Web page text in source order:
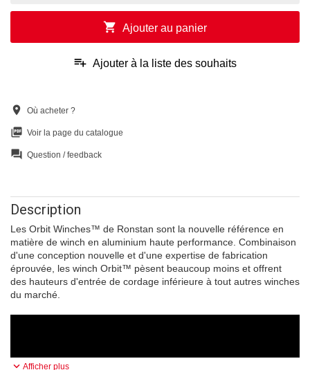
shopping_cart Ajouter au panier
playlist_add Ajouter à la liste des souhaits
location_on Où acheter ?
picture_as_pdf Voir la page du catalogue
question_answer Question / feedback
Description
Les Orbit Winches™ de Ronstan sont la nouvelle référence en
matière de winch en aluminium haute performance. Combinaison
d'une conception nouvelle et d'une expertise de fabrication
éprouvée, les winch Orbit™ pèsent beaucoup moins et offrent
des hauteurs d'entrée de cordage inférieure à tout autres winches
du marché.
keyboard_arrow_down Afficher plus